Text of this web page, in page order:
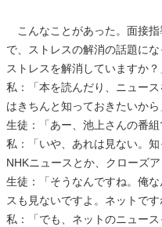
こんなことがあった。面接
で、ストレスの解消の話題に
ストレスを解消していますか？
私：「本を読んだり、ニュー
はきちんと知っておきたいから
生徒：「あー、池上さんの番組
私：「いや、あれは見ない。
NHKニュースとか、クローズア
生徒：「そうなんですね。俺
スも見ないですよ。ネットです
私：「でも、ネットのニュー